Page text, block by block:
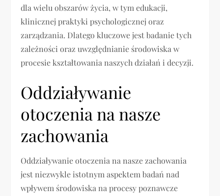
dla wielu obszarów życia, w tym edukacji,
klinicznej praktyki psychologicznej oraz
zarządzania. Dlatego kluczowe jest badanie tych
zależności oraz uwzględnianie środowiska w
procesie kształtowania naszych działań i decyzji.
Oddziaływanie
otoczenia na nasze
zachowania
Oddziaływanie otoczenia na nasze zachowania
jest niezwykle istotnym aspektem badań nad
wpływem środowiska na procesy poznawcze